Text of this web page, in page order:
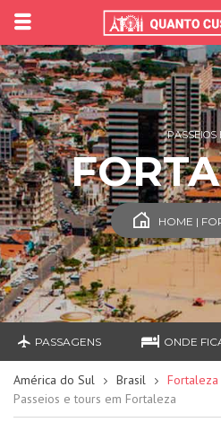
PASSEIOS
HOME |
PASSAGENS ONDE
América do Sul Brasil
Fortaleza
Passeios e tours em Fortaleza